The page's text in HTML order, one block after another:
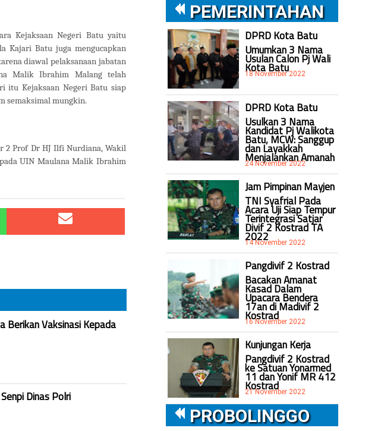
Kejaksaan Negeri Batu yaitu
Kajari Batu juga mengucapkan
diawal pelaksanaan jabatan
Malik Ibrahim Malang telah
itu Kejaksaan Negeri Batu siap
semaksimal mungkin.
2 Prof Dr HJ Ilfi Nurdiana, Wakil
UIN Maulana Malik Ibrahim
Berikan Vaksinasi Kepada
Dinas Polri
PEMERINTAHAN
DPRD Kota Batu
Umumkan 3 Nama
Usulan Calon Pj Wali
Kota Batu
18 November 2022
DPRD Kota Batu
Usulkan 3 Nama
Kandidat Pj Walikota
Batu, MCW: Sanggup
dan Layakkah
Menjalankan Amanah
24 November 2022
Jam Pimpinan Mayjen
TNI Syafrial Pada
Acara Uji Siap Tempur
Terintegrasi Satjar
Divif 2 Kostrad TA
2022
14 November 2022
Pangdivif 2 Kostrad
Bacakan Amanat
Kasad Dalam
Upacara Bendera
17an di Madivif 2
Kostrad
16 November 2022
Kunjungan Kerja
Pangdivif 2 Kostrad
ke Satuan Yonarmed
11 dan Yonif MR 412
Kostrad
21 November 2022
PROBOLINGGO